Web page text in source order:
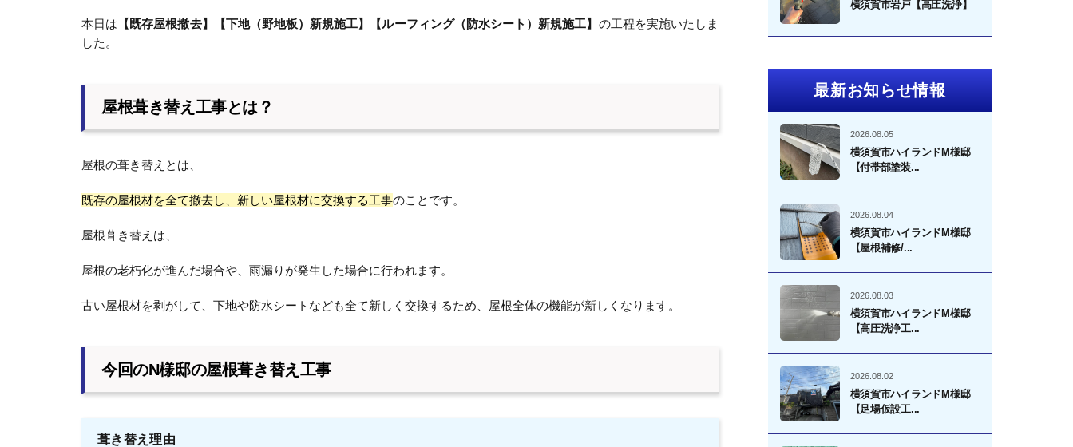
本日は 【既存屋根撤去】【下地（野地板）新規施工】【ルーフィング（防水シート）新規施工】 の工程を実施いたしま
した。
屋根葺き替え工事とは？
屋根の葺き替えとは、
既存の屋根材を全て撤去し、新しい屋根材に交換する工事のことです。
屋根葺き替えは、
屋根の老朽化が進んだ場合や、雨漏りが発生した場合に行われます。
古い屋根材を剥がして、下地や防水シートなども全て新しく交換するため、屋根全体の機能が新しくなります。
今回のN様邸の屋根葺き替え工事
葺き替え理由
横須賀市岩戸【高圧洗浄】
最新お知らせ情報
2026.08.05
横須賀市ハイランドM様邸
【付帯部塗装...
2026.08.04
横須賀市ハイランドM様邸
【屋根補修/...
2026.08.03
横須賀市ハイランドM様邸
【高圧洗浄工...
2026.08.02
横須賀市ハイランドM様邸
【足場仮設工...